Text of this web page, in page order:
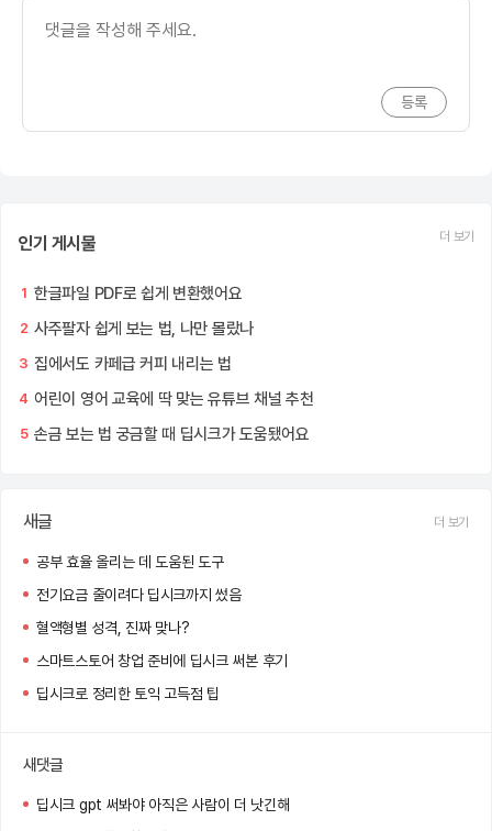
인기 게시물 더 보기
1 한글파일 PDF로 쉽게 변환했어요
2 사주팔자 쉽게 보는 법, 나만 몰랐나
3 집에서도 카페급 커피 내리는 법
4 어린이 영어 교육에 딱 맞는 유튜브 채널 추천
5 손금 보는 법 궁금할 때 딥시크가 도움됐어요
새글 더 보기
공부 효율 올리는 데 도움된 도구
전기요금 줄이려다 딥시크까지 썼음
혈액형별 성격, 진짜 맞나?
스마트스토어 창업 준비에 딥시크 써본 후기
딥시크로 정리한 토익 고득점 팁
새댓글
딥시크 gpt 써봐야 아직은 사람이 더 낫긴해